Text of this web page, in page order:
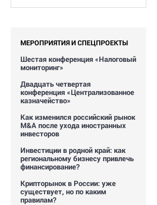
МЕРОПРИЯТИЯ И СПЕЦПРОЕКТЫ
Шестая конференция «Налоговый
мониторинг»
Двадцать четвертая
конференция «Централизованное
казначейство»
Как изменился российский рынок
M&A после ухода иностранных
инвесторов
Инвестиции в родной край: как
региональному бизнесу привлечь
финансирование?
Крипторынок в России: уже
существует, но по каким
правилам?